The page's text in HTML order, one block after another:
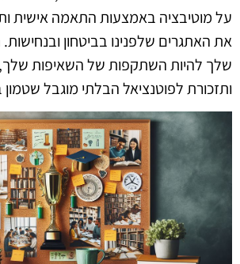
על מוטיבציה באמצעות התאמה אישית
את האתגרים שלפנינו בביטחון
שלך להיות השתקפות של השאיפות שלך,
ותזכורת לפוטנציאל הבלתי מוגבל